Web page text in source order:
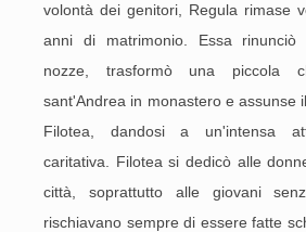
volontà dei genitori, Regula rimase
anni di matrimonio. Essa
nozze, trasformò una piccola
sant'Andrea in monastero e assunse
Filotea, dandosi a un'intensa
caritativa. Filotea si dedicò alle
città, soprattutto alle giovani
rischiavano sempre di essere fatte